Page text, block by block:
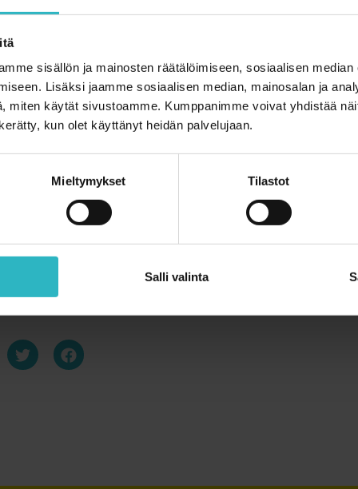
sisällön ja mainosten räätälöimiseen, sosiaalisen
Lisäksi jaamme sosiaalisen median, mainosalan ja
miten käytät sivustoamme. Kumppanimme voivat yhdistää
kun olet käyttänyt heidän palvelujaan.
Mieltymykset Tilastot
Salli valinta
Vanhemman rooli lapsen sairastuessa
selviytyminen